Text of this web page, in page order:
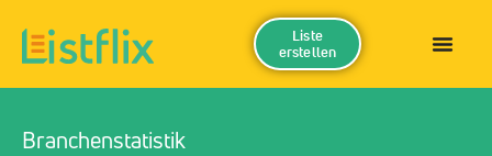
Liste
erstellen
Branchenstatistik